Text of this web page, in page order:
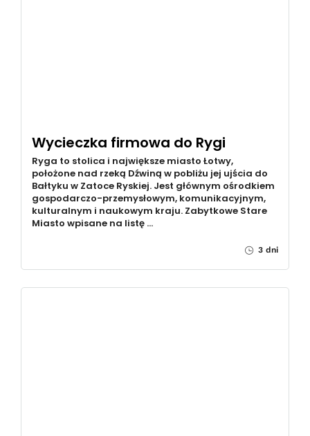
Wycieczka firmowa do Rygi
Ryga to stolica i największe miasto Łotwy,
położone nad rzeką Dźwiną w pobliżu jej ujścia do
Bałtyku w Zatoce Ryskiej. Jest głównym ośrodkiem
gospodarczo-przemysłowym, komunikacyjnym,
kulturalnym i naukowym kraju. Zabytkowe Stare
Miasto wpisane na listę …
3 dni